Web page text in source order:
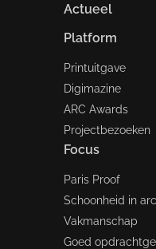
Actueel
Platform
Printuitgave
Digimazine
ARC Awards
Projectbezoeken
Focus
Paris Proof
Schoonheid in
Vakmanschap
Goed